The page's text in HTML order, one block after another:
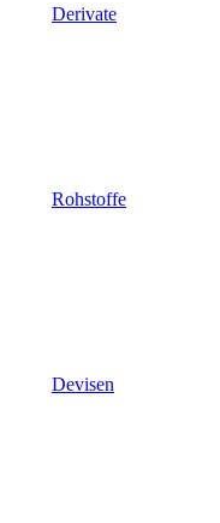
Derivate
Rohstoffe
Devisen